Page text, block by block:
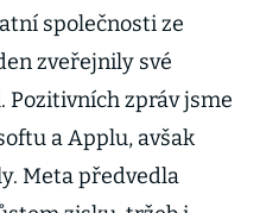
společnosti ze
zveřejnily své
Pozitivních zpráv jsme
a Applu, avšak
Meta předvedla